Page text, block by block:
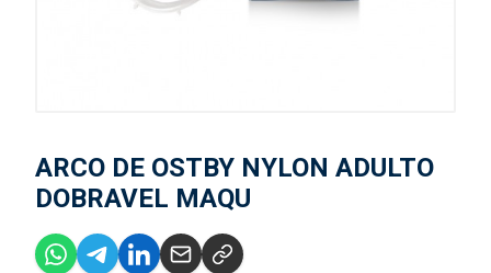
ARCO DE OSTBY NYLON ADULTO
DOBRAVEL MAQU